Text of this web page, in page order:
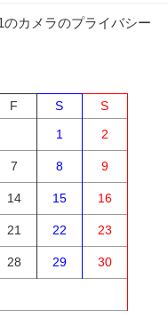
カメラのプライバシー
F S
S
1
2
7 8 9
14 15 16
21 22 23
28 29 30